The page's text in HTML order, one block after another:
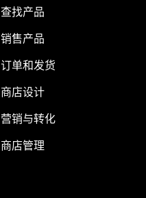
查找产品
销售产品
订单和发货
商店设计
营销与转化
商店管理